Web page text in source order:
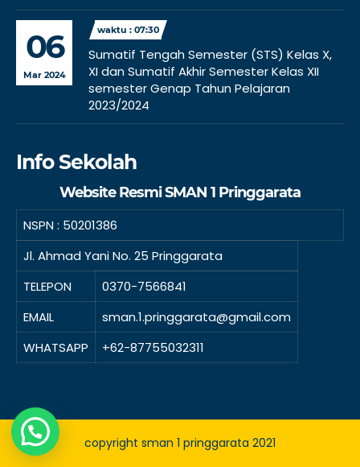
06
Mar 2024
waktu : 07:30
Sumatif Tengah Semester (STS) Kelas X,
XI dan Sumatif Akhir Semester Kelas XII
semester Genap Tahun Pelajaran
2023/2024
Info Sekolah
Website Resmi SMAN 1 Pringgarata
NSPN : 50201386
Jl. Ahmad Yani No. 25 Pringgarata
TELEPON
0370-7566841
EMAIL
sman.1.pringgarata@gmail.com
WHATSAPP
+62-87755032311
copyright sman 1 pringgarata 2021